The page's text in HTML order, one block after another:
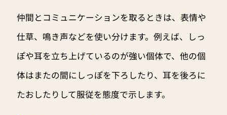
仲間とコミュニケーションを取るときは、表情や
仕草、鳴き声などを使い分けます。例えば、しっ
ぽや耳を立ち上げているのが強い個体で、他の個
体はまたの間にしっぽを下ろしたり、耳を後ろに
たおしたりして服従を態度で示します。